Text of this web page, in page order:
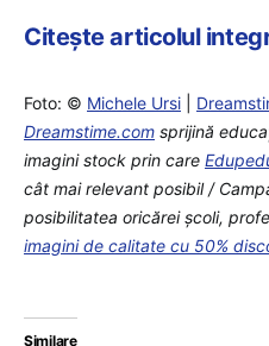
Citește articolul
Foto: © Michele Ursi
Dreamstime.com sprijină
imagini stock prin care
cât mai relevant posibil /
posibilitatea oricărei școli,
imagini de calitate cu 50%
Similare